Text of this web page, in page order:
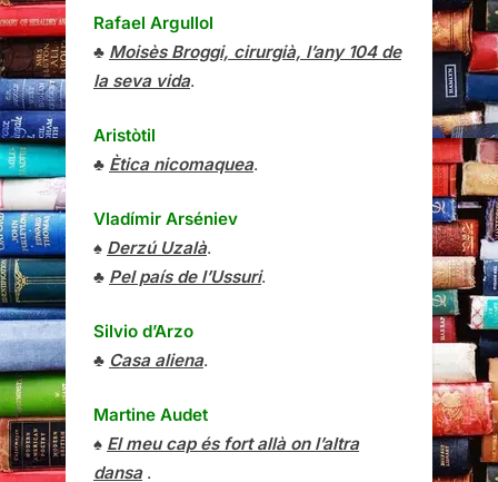
Rafael Argullol
♣ Moisès Broggi, cirurgià, l’any 104 de
la seva vida.
Aristòtil
♣ Ètica nicomaquea.
Vladímir Arséniev
♠ Derzú Uzalà.
♣ Pel país de l’Ussuri.
Silvio d’Arzo
♣ Casa aliena.
Martine Audet
♠ El meu cap és fort allà on l’altra
dansa.